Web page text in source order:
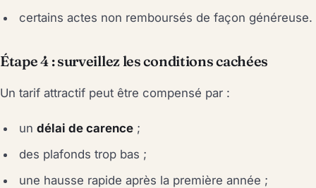
certains actes non remboursés de façon généreuse.
Étape 4 : surveillez les conditions cachées
Un tarif attractif peut être compensé par :
undélai de carence ;
des plafonds trop bas ;
une hausse rapide après la première année ;